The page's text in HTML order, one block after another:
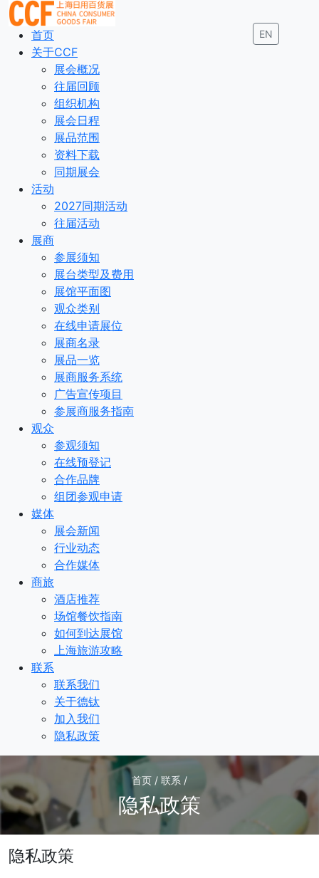
EN
首页
关于CCF
展会概况
往届回顾
组织机构
展会日程
展品范围
资料下载
同期展会
活动
2027同期活动
往届活动
展商
参展须知
展台类型及费用
展馆平面图
观众类别
在线申请展位
展商名录
展品一览
展商服务系统
广告宣传项目
参展商服务指南
观众
参观须知
在线预登记
合作品牌
组团参观申请
媒体
展会新闻
行业动态
合作媒体
商旅
酒店推荐
场馆餐饮指南
如何到达展馆
上海旅游攻略
联系
联系我们
关于德钛
加入我们
隐私政策
首页 / 联系 /
隐私政策
隐私政策